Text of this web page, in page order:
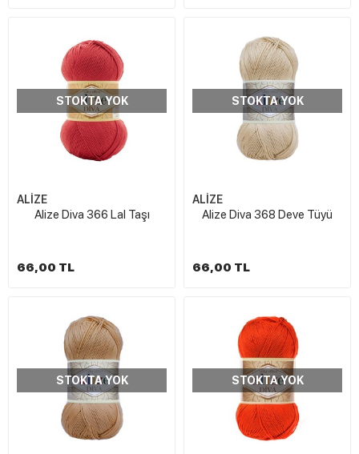
STOKTA YOK
ALİZE
Alize Diva 366 Lal Taşı
66,00 TL
STOKTA YOK
ALİZE
Alize Diva 368 Deve Tüyü
66,00 TL
STOKTA YOK STOKTA YOK